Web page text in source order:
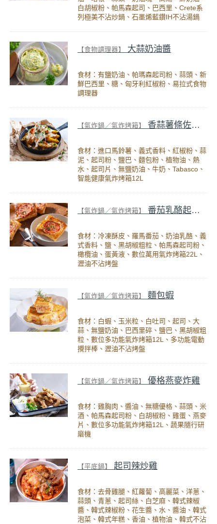
白胡椒粉、帕馬森起司、巴西里、Crete系
列極美不沾炒鍋、石墨烯藍鑽IH不沾湯鍋
【食物調理器】 大蒜奶油醬
食材：有鹽奶油、帕瑪森起司粉、蒜頭、新
鮮巴西里、糖、匈牙利紅椒粉、易拉式食物
調理器
【氣炸鍋／氣炸烤箱】 香蒜薯條佐起司醬
食材：進口馬鈴薯、義式香料、紅椒粉、蒜
泥、起司粉、鹽巴、麵包粉、植物油、熱
水、起司片、無鹽奶油、牛奶、Tabasco、
智能健康氣炸烤箱12L
【氣炸鍋／氣炸烤箱】 番茄乳酪起酥派
食材：冷凍酥皮、羅馬番茄、奶油乳酪、義
式香料、鹽、黑胡椒粗粒、帕馬森起司粉、
橄欖油、蛋黃液、數位萬用氣炸烤箱22L、
瀝油不沾烤盤
【氣炸鍋／氣炸烤箱】 麵包蝦
食材：白蝦、玉米粒、白吐司、起司、大
蒜、無鹽奶油、巴西里碎、鹽巴、黑胡椒粗
粒、數位多功能氣炸烤箱12L、多功能電動
攪拌棒、瀝油不沾烤盤
【氣炸鍋／氣炸烤箱】 優格燕麥炸雞
食材：雞胸肉、醬油、無糖優格、蒜頭、米
酒、帕馬森起司粉、白胡椒粉、雞蛋、燕麥
片、數位多功能氣炸烤箱12L、蔬果隨行研
磨機
【平底鍋】 起司辣炒雞
食材：去骨雞腿、紅蘿蔔、高麗菜、洋蔥、
蒜頭、青蔥、起司絲、白芝麻、韓式辣椒
醬、韓式辣椒粉、花生醬、水、醬油、韓式
泡菜、韓式年糕、香油、植物油、韓式不沾